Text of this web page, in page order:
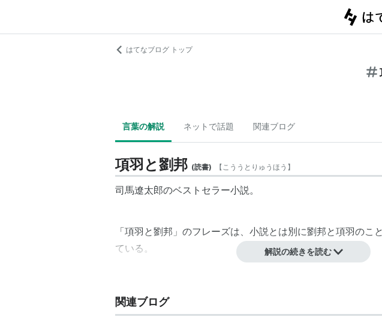
はてなブログ トップ
言葉の解説 ネットで話題 関連ブログ
項羽と劉邦 (読書) 【こううとりゅうほう 】
司馬遼太郎のベストセラー小説。
「項羽と劉邦」のフレーズは、小説とは別に劉邦と項羽のこ
ている。
解説の続きを読む
関連ブログ